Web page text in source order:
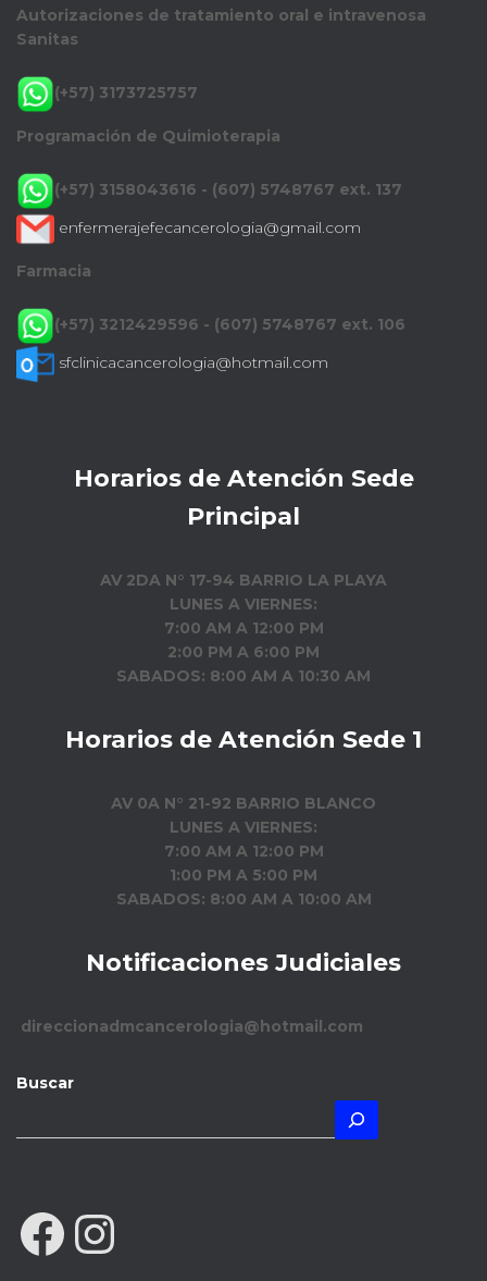
Autorizaciones de tratamiento oral e intravenosa
Sanitas
(+57) 3173725757
Programación de Quimioterapia
(+57) 3158043616 - (607) 5748767 ext. 137
enfermerajefecancerologia@gmail.com
Farmacia
(+57) 3212429596 - (607) 5748767 ext. 106
sfclinicacancerologia@hotmail.com
Horarios de Atención Sede
Principal
AV 2DA N° 17-94 BARRIO LA PLAYA
LUNES A VIERNES:
7:00 AM A 12:00 PM
2:00 PM A 6:00 PM
SABADOS: 8:00 AM A 10:30 AM
Horarios de Atención Sede 1
AV 0A N° 21-92 BARRIO BLANCO
LUNES A VIERNES:
7:00 AM A 12:00 PM
1:00 PM A 5:00 PM
SABADOS: 8:00 AM A 10:00 AM
Notificaciones Judiciales
direccionadmcancerologia@hotmail.com
Buscar
FACEBOOK